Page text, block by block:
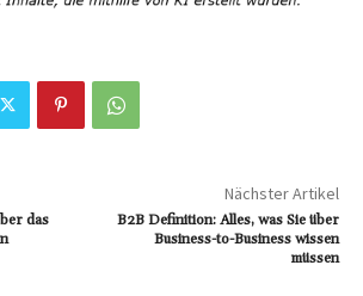
das
Nächster Artikel
B2B Definition: Alles, was Sie über
Business-to-Business wissen
müssen